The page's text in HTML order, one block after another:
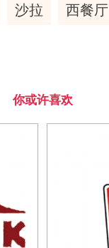
沙拉 西餐厅
你或许喜欢